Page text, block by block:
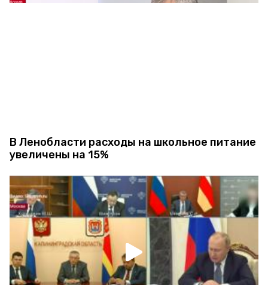
В Ленобласти расходы на школьное питание
увеличены на 15%